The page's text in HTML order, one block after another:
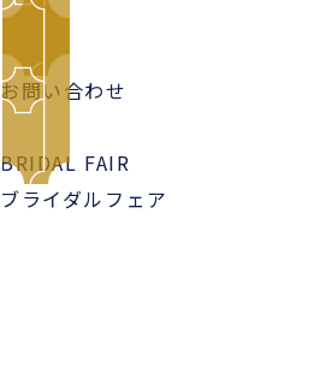
お問い合わせ
BRIDAL FAIR
ブライダルフェア